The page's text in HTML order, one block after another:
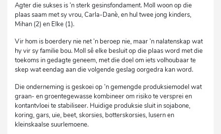
Agter die sukses is ’n sterk gesinsfondament. Moll woon op die
plaas saam met sy vrou, Carla-Danè, en hul twee jong kinders,
Mihan (2) en Elke (1).
Vir hom is boerdery nie net ’n beroep nie, maar ’n nalatenskap wat
hy vir sy familie bou. Moll sê elke besluit op die plaas word met die
toekoms in gedagte geneem, met die doel om iets volhoubaar te
skep wat eendag aan die volgende geslag oorgedra kan word.
Die onderneming is geskoei op ’n gemengde produksiemodel wat
graan- en groentegewasse kombineer om risiko te versprei en
kontantvloei te stabiliseer. Huidige produksie sluit in sojabone,
koring, gars, uie, beet, skorsies, botterskorsies, lusern en
kleinskaalse suurlemoene.